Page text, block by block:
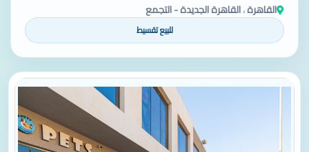
القاهرة،القاهرة الجديدة - التجمع
للبيع تقسيط